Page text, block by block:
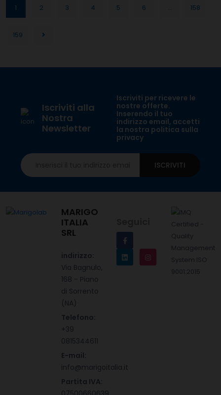
1 2 3 4 5 6 ... 158
159
Iscriviti alla
Nostra
Newsletter
Iscriviti per ricevere le
nostre offerte.
Inserendo il tuo
indirizzo email, accetti
la nostra politica sulla
privacy
ISCRIVITI
MARIGO
ITALIA
SRL
indirizzo:
Via Bagnulo,
168 - Piano
di Sorrento
(NA)
Telefono:
+39
0815344611
E-mail:
info@marigoitalia.it
Partita IVA: